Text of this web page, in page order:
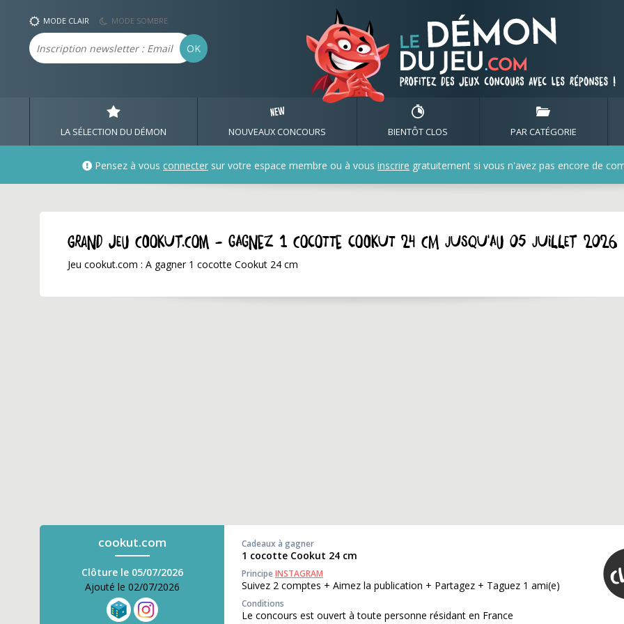
MODE CLAIR MODE SOMBRE
Email OK
LA SÉLECTION DU DÉMON NOUVEAUX CONCOURS BIENTÔT CLOS PAR CATÉGORIE
Pensez à vous connecter sur votre espace membre ou à vous inscrire gratuitement si vous n'avez pas encore de
GRAND JEU cookut.com - Gagnez 1 cocotte Cookut 24 cm jusqu'au 05 juillet 2026
Jeu cookut.com : A gagner 1 cocotte Cookut 24 cm
cookut.com
Clôture le 05/07/2026
Ajouté le 02/07/2026
Cadeaux à gagner
1 cocotte Cookut 24 cm
PrincipeINSTAGRAM
Suivez 2 comptes + Aimez la publication + Partagez + Taguez 1 ami(e)
Conditions
Le concours est ouvert à toute personne résidant en France